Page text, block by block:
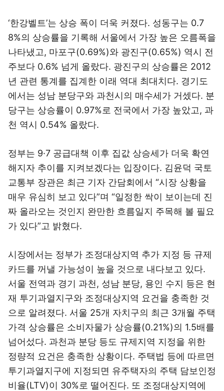
‘한강벨트’는 상승 폭이 더욱 커졌다. 성동구는 0.7
8%의 상승률을 기록해 서울에서 가장 높은 오름폭을
나타냈고, 마포구(0.69%)와 광진구(0.65%) 역시 전
주보다 0.6% 넘게 올랐다. 광진구의 상승률은 2012
년 관련 통계를 집계한 이래 역대 최대치다. 경기도
에서는 성남 분당구와 과천시의 매수세가 거셌다. 분
당구는 상승률이 0.97%로 전국에서 가장 높았고, 과
천 역시 0.54% 올랐다.
정부는 9·7 공급대책 이후 집값 상승세가 더욱 확연
해지자 추이를 지켜보겠다는 입장이다. 김윤덕 국토
교통부 장관은 최근 기자 간담회에서 “시장 상황을
매우 유심히 보고 있다”며 “일정한 싹이 보이는데 진
짜 올라오는 것인지 완만한 흐름일지 주목해 볼 필요
가 있다”고 밝혔다.
시장에서는 정부가 조정대상지역 추가 지정 등 규제
카드를 꺼낼 가능성이 높을 것으로 내다보고 있다.
서울 전역과 경기 과천, 성남 분당, 용인 수지 등은 현
재 투기과열지구와 조정대상지역 요건을 충족한 것
으로 알려졌다. 서울 25개 자치구의 최근 3개월 주택
가격 상승률은 소비자물가 상승률(0.21%)의 1.5배를
넘어섰다. 과천과 분당 등도 규제지역 지정을 위한
정량적 요건은 충족한 상황이다. 주택법 등에 따르면
투기과열지구에 지정되면 유주택자의 주택 담보인정
비율(LTV)이 30%로 떨어진다. 또 조정대상지역에